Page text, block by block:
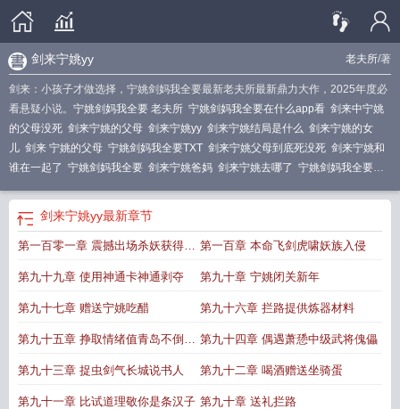
老夫所/著
剑来宁姚yy
剑来：小孩子才做选择，宁姚剑妈我全要最新老夫所最新鼎力大作，2025年度必
看悬疑小说。 宁姚剑妈我全要 老夫所 宁姚剑妈我全要在什么app看 剑来中宁姚
的父母没死 剑来宁姚的父母 剑来宁姚yy 剑来宁姚结局是什么 剑来宁姚的女
儿 剑来 宁姚的父母 宁姚剑妈我全要TXT 剑来宁姚父母到底死没死 剑来宁姚和
谁在一起了 宁姚剑妈我全要 剑来宁姚爸妈 剑来宁姚去哪了 宁姚剑妈我全要
剑来中宁姚的父母到底起了吗
宁姚父母死了没 剑来宁姚死了?
真死还是假死
剑来宁姚yy最新章节
第一百零一章 震撼出场杀妖获得积
分
第一百章 本命飞剑虎啸妖族入侵
第九十九章 使用神通卡神通剥夺 第九十章 宁姚闭关新年
第九十七章 赠送宁姚吃醋 第九十六章 拦路提供炼器材料
第九十五章 挣取情绪值青岛不倒我
不倒
第九十四章 偶遇萧愻中级武将傀儡
第九十三章 捉虫剑气长城说书人 第九十二章 喝酒赠送坐骑蛋
第九十一章 比试道理敬你是条汉子 第九十章 送礼拦路